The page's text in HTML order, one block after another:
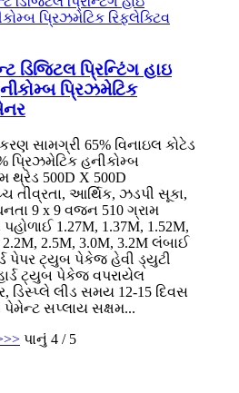
ડિજિટલ પ્રિન્ટિંગ હાઇ
પ્રિઝમેટિક
સામગ્રી 65% વિનાઇલ કોટેડ
પ્રિઝમેટિક હનીકોમ્બ
થ્રેડ 500D X 500D
તીવ્રતા, આર્થિક, ઝડપી સૂકા,
9 x 9 વજન 510 ગ્રામ
1.27M, 1.37M, 1.52M,
2.2M, 2.5M, 3.0M, 3.2M લંબાઈ
પેપર ટ્યુબ પેકેજ હેવી ડ્યુટી
ટ્યુબ પેકેજ વપરાયેલ
ડિસ્પ્લે લીડ સમય 12-15 દિવસ
સપ્લાય સક્ષમ...
>> પાનું 4 / 5